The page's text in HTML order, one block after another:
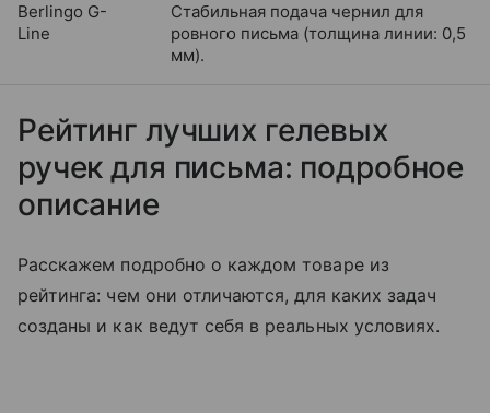
Berlingo G-
Line
Стабильная подача чернил для
ровного письма (толщина линии: 0,5
мм).
Рейтинг лучших гелевых
ручек для письма: подробное
описание
Расскажем подробно о каждом товаре из
рейтинга: чем они отличаются, для каких задач
созданы и как ведут себя в реальных условиях.